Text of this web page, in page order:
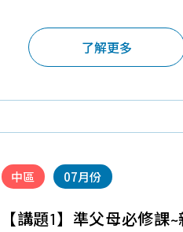
了解更多
中區 07月份
【講題1】準父母必修課